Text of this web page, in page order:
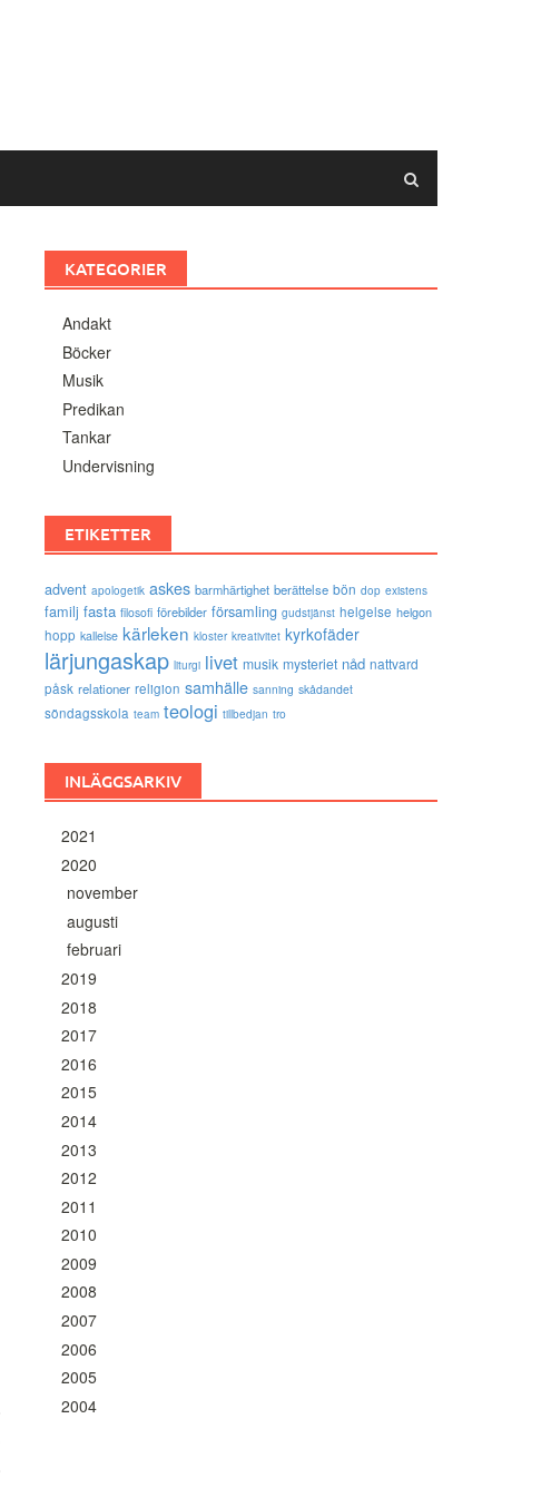
KATEGORIER
Andakt
Böcker
Musik
Predikan
Tankar
Undervisning
ETIKETTER
advent apologetik askes barmhärtighet berättelse bön dop existens
familj fasta filosofi förebilder församling gudstjänst helgelse helgon
hopp kallelse kärleken kloster kreativitet kyrkofäder
lärjungaskap liturgi livet musik mysteriet nåd nattvard
påsk relationer religion samhälle sanning skådandet
söndagsskola team teologi tillbedjan tro
INLÄGGSARKIV
2021
2020
november
augusti
februari
2019
2018
2017
2016
2015
2014
2013
2012
2011
2010
2009
2008
2007
2006
2005
2004